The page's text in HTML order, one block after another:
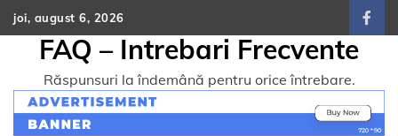
Skip
to
content
joi, august 6, 2026
FAQ – Intrebari Frecvente
Răspunsuri la îndemână pentru orice întrebare.